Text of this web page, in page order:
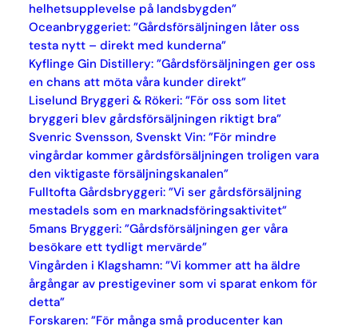
helhetsupplevelse på landsbygden”
Oceanbryggeriet: ”Gårdsförsäljningen låter oss
testa nytt – direkt med kunderna”
Kyflinge Gin Distillery: ”Gårdsförsäljningen ger oss
en chans att möta våra kunder direkt”
Liselund Bryggeri & Rökeri: ”För oss som litet
bryggeri blev gårdsförsäljningen riktigt bra”
Svenric Svensson, Svenskt Vin: ”För mindre
vingårdar kommer gårdsförsäljningen troligen vara
den viktigaste försäljningskanalen”
Fulltofta Gårdsbryggeri: ”Vi ser gårdsförsäljning
mestadels som en marknadsföringsaktivitet”
5mans Bryggeri: ”Gårdsförsäljningen ger våra
besökare ett tydligt mervärde”
Vingården i Klagshamn: ”Vi kommer att ha äldre
årgångar av prestigeviner som vi sparat enkom för
detta”
Forskaren: ”För många små producenter kan